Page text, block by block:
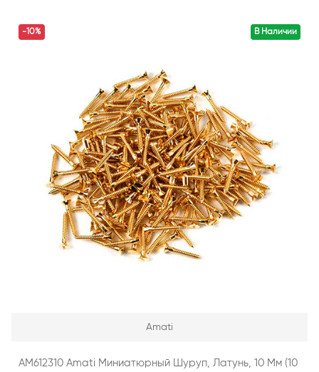
В Наличии
-10%
Amati
AM612310 Amati Миниатюрный Шуруп, Латунь, 10 Мм (10